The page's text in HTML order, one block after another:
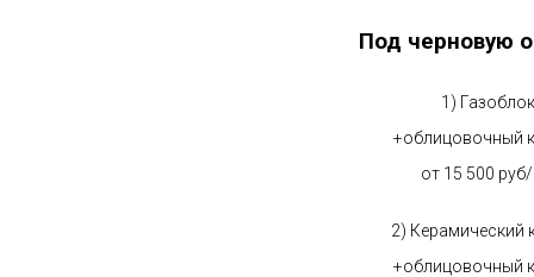
Под черновую
1) Газоблок
+облицовочный
от 15 500
2) Керамический
+облицовочный